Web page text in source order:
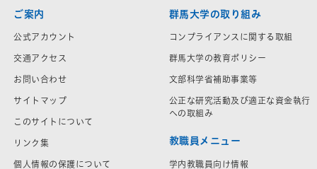
ご案内
公式アカウント
交通アクセス
お問い合わせ
サイトマップ
このサイトについて
リンク集
個人情報の保護について
群馬大学の取り組み
コンプライアンスに関する取組
群馬大学の教育ポリシー
文部科学省補助事業等
公正な研究活動及び適正な資金執行
への取組み
教職員メニュー
学内教職員向け情報